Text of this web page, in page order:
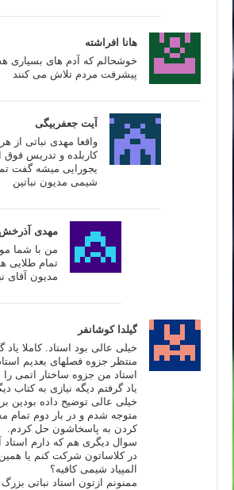
هانا افراشته
خوشحالم که آدم های بسیاری
پیشرفت مردم تلاش می کنند
آیت جعفربیگی
واقعا مهدی نباتی از
کاربلده و تدریس فوق
یجورایی میشه گفت
شیمی مدیون نباتین
مهدی آذرخش
من با شما
تمام طلایی
مدیون آقای
گیلدا کوشانفر
خیلی عالی بود استاد. کاملا
منتظر جزوه فصلهای بعدیم
استاد من جزوه ساختار اتمی را
یاد گرفتم دیگه نیازی به کتاب
خیلی عالی توضیح داده بودین
متوجه شدم و در بار دوم تمام
کردن به پاسخاشون حل کردم.
سوال دیگری هم که دارم استاد
در کلاساتون شرکت کنم یا
المپیاد شیمی کافیه؟
ممنونم ازتون استاد نباتی بزرگ